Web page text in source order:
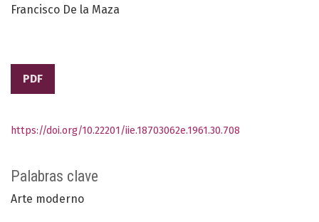
Francisco De la Maza
PDF
Palabras clave
Arte moderno
https://doi.org/10.22201/iie.18703062e.1961.30.708